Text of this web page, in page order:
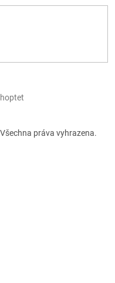
práva vyhrazena.